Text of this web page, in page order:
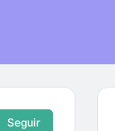
Seguir